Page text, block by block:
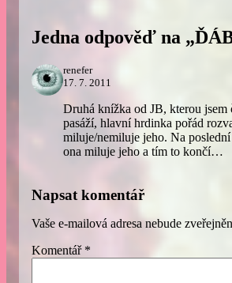
Jedna odpověď na
renefer
17. 7. 2011
Druhá knížka od JB, kterou jsem
pasáží, hlavní hrdinka pořád
miluje/nemiluje jeho. Na
ona miluje jeho a tím to končí…
Napsat komentář
Vaše e-mailová adresa nebude
Komentář *